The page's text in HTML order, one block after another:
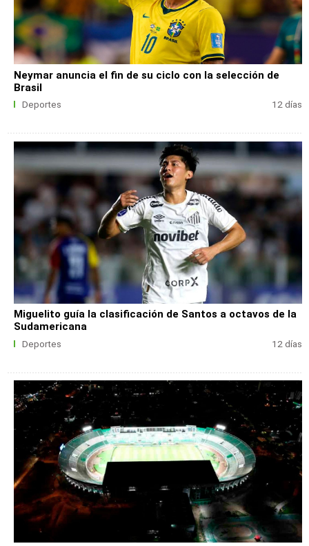
Neymar anuncia el fin de su ciclo con la selección de
Brasil
Deportes 12 días
Miguelito guía la clasificación de Santos a octavos de la
Sudamericana
Deportes 12 días